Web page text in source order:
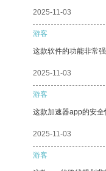
2025-11-03
游客
这款软件的功能非常
2025-11-03
游客
这款加速器app的安
2025-11-03
游客